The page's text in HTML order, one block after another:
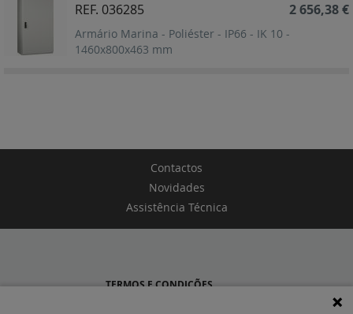
REF. 036285
Armário Marina - Poliéster - IP66 - IK 10 -
1460x800x463 mm
2 656,38 €
Contactos
Novidades
Assistência Técnica
TERMOS E CONDIÇÕES